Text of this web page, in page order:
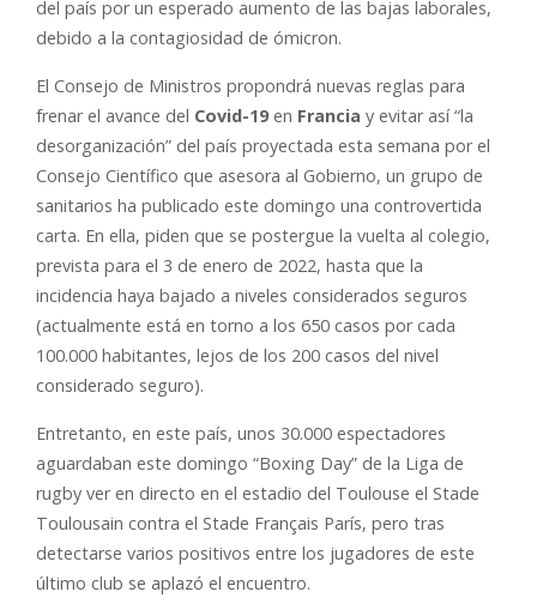
del país por un esperado aumento de las bajas laborales,
debido a la contagiosidad de ómicron.
El Consejo de Ministros propondrá nuevas reglas para
frenar el avance del Covid-19en Francia y evitar así “la
desorganización” del país proyectada esta semana por el
Consejo Científico que asesora al Gobierno, un grupo de
sanitarios ha publicado este domingo una controvertida
carta. En ella, piden que se postergue la vuelta al colegio,
prevista para el 3 de enero de 2022, hasta que la
incidencia haya bajado a niveles considerados seguros
(actualmente está en torno a los 650 casos por cada
100.000 habitantes, lejos de los 200 casos del nivel
considerado seguro).
Entretanto, en este país, unos 30.000 espectadores
aguardaban este domingo “Boxing Day” de la Liga de
rugby ver en directo en el estadio del Toulouse el Stade
Toulousain contra el Stade Français París, pero tras
detectarse varios positivos entre los jugadores de este
último club se aplazó el encuentro.